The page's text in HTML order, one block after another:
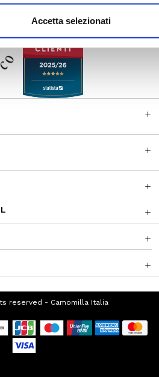
Accetta selezionati
reserved - Camomilla Italia